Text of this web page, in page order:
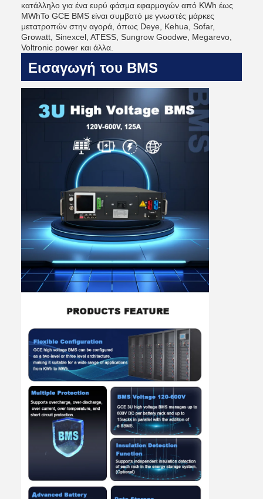
κατάλληλο για ένα ευρύ φάσμα εφαρμογών από KWh έως
MWhΤο GCE BMS είναι συμβατό με γνωστές μάρκες
μετατροπών στην αγορά, όπως Deye, Kehua, Sofar,
Growatt, Sinexcel, ATESS, Sungrow Goodwe, Megarevo,
Voltronic power και άλλα.
Εισαγωγή του BMS